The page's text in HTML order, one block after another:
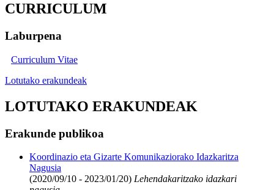
CURRICULUM
Laburpena
Curriculum Vitae
Lotutako erakundeak
LOTUTAKO ERAKUNDEAK
Erakunde publikoa
Koordinazio eta Gizarte Komunikaziorako Idazkaritza
Nagusia
(2020/09/10 - 2023/01/20) Lehendakaritzako idazkari